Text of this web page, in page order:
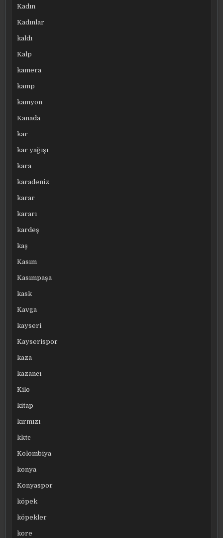
Kadın
Kadınlar
kaldı
Kalp
kamera
kamp
kamyon
Kanada
kar
kar yağışı
kara
karadeniz
karar
kararı
kardeş
kaş
Kasım
Kasımpaşa
kask
Kavga
kayseri
Kayserispor
kaza
kazancı
Kilo
kitap
kırmızı
kktc
Kolombiya
konya
Konyaspor
köpek
köpekler
kore